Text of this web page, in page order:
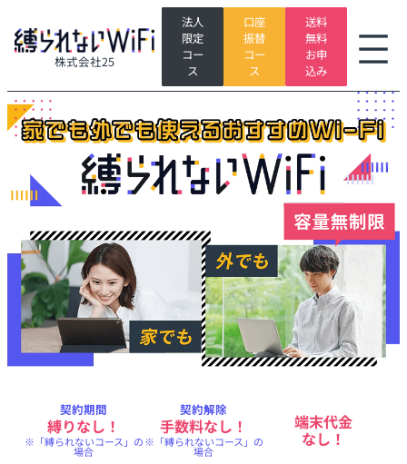
容
を
キ
ッ
プ
株式会社25
グ
ル
リ
ン
ク
法人
限定
コー
ス
口座
振替
コー
ス
送料
無料
お申
込み
契約期間
縛りなし！
※「縛られないコース」の
場合
契約解除
手数料なし！
※「縛られないコース」の
場合
端末代金
なし！